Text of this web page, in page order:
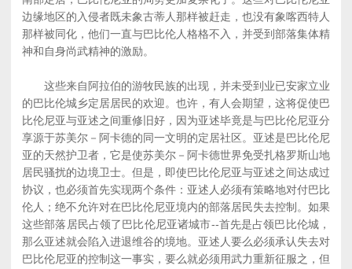
边缘地区的入侵者既未象古蒂人那样被赶走，也没有象喀西特人
那样被同化，他们一直与巴比伦人格格不入，并受到部落集体精
神和自身尚武精神的激励。
这些来自阿拉伯的游牧民族的出现，并未受到业已安家立业
的巴比伦城乡定居居民的欢迎。也许，有人会期望，这将促使巴
比伦尼亚与亚述之间重修旧好，因为亚述毕竟是与巴比伦尼亚分
享源于苏美尔－阿卡德的同一文明的定居社区。亚述是巴比伦尼
亚的天然护卫者，它是使苏美尔－阿卡德世界免受扎格罗斯山地
居民骚扰的边境卫士。但是，即使巴比伦尼亚与亚述之间达成过
协议，也必须首先实现两个条件：亚述人必须有策略地对付巴比
伦人；绝不允许对在巴比伦尼亚境内的部落居民失去控制。如果
这些部落居民占领了巴比伦尼亚诸城市--首先是占领巴比伦城，
那么亚述就会陷入进退维谷的境地。亚述人要么必须承认失去对
巴比伦尼亚的控制这一事实，要么就必须用武力重新征服之，但